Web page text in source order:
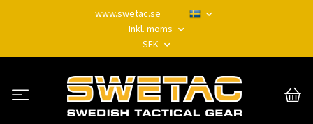
www.swetac.se
Inkl. moms
SEK